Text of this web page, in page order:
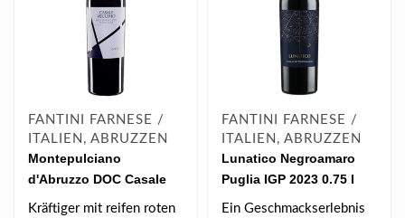
FANTINI FARNESE /
ITALIEN, ABRUZZEN
Montepulciano
d'Abruzzo DOC Casale
Vecchio 2022 0.75 l
Kräftiger mit reifen roten
FANTINI FARNESE /
ITALIEN, ABRUZZEN
Lunatico Negroamaro
Puglia IGP 2023 0.75 l
Ein Geschmackserlebnis